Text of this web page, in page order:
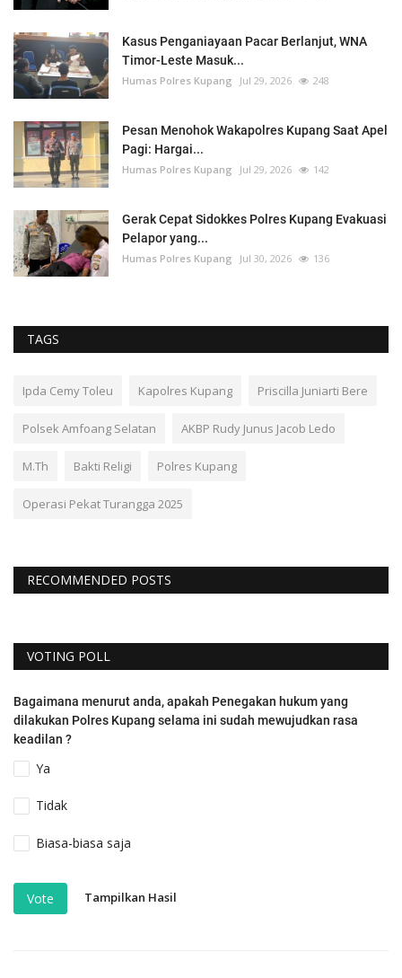
Kasus Penganiayaan Pacar Berlanjut, WNA
Timor-Leste Masuk...
Humas Polres Kupang Jul 29, 2026 248
Pesan Menohok Wakapolres Kupang Saat Apel
Pagi: Hargai...
Humas Polres Kupang Jul 29, 2026 142
Gerak Cepat Sidokkes Polres Kupang Evakuasi
Pelapor yang...
Humas Polres Kupang Jul 30, 2026 136
TAGS
Ipda Cemy Toleu Kapolres Kupang Priscilla Juniarti Bere
Polsek Amfoang Selatan AKBP Rudy Junus Jacob Ledo
M.Th Bakti Religi Polres Kupang
Operasi Pekat Turangga 2025
RECOMMENDED POSTS
VOTING POLL
Bagaimana menurut anda, apakah Penegakan hukum yang
dilakukan Polres Kupang selama ini sudah mewujudkan rasa
keadilan ?
Ya
Tidak
Biasa-biasa saja
Vote Tampilkan Hasil